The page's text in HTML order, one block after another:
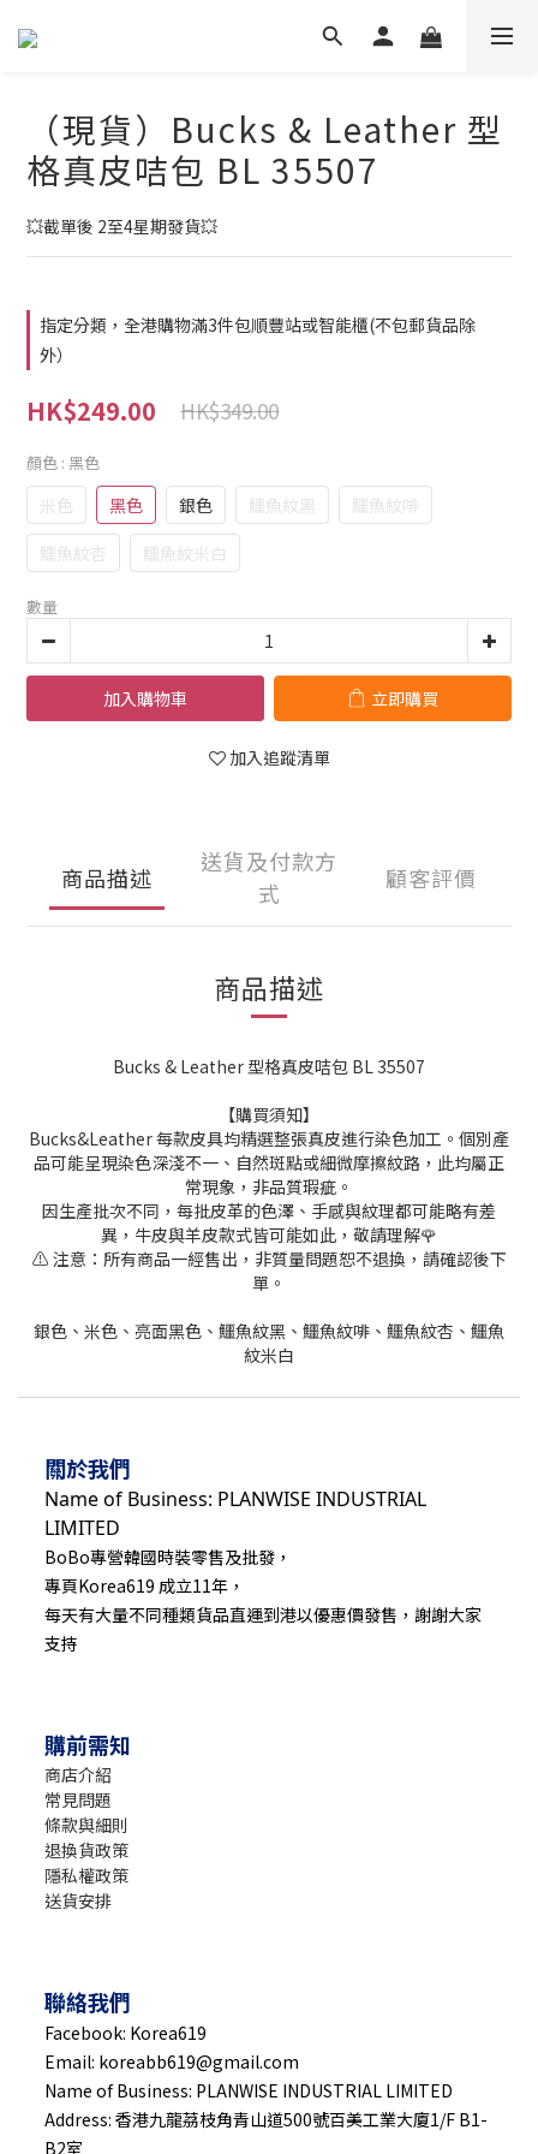
（現貨）Bucks & Leather 型
格真皮咭包 BL 35507
💥截單後 2至4星期發貨💥
指定分類，全港購物滿3件包順豐站或智能櫃(不包郵貨品除
外）
HK$249.00 HK$349.00
顏色 : 黑色
米色 黑色 銀色 鱷魚紋黑
鱷魚紋啡
鱷魚紋杏
鱷魚紋米白
數量
加入購物車 立即購買
加入追蹤清單
商品描述
送貨及付款方
式
顧客評價
商品描述
Bucks & Leather 型格真皮咭包 BL 35507
【購買須知】
Bucks&Leather 每款皮具均精選整張真皮進行染色加工。個別產
品可能呈現染色深淺不一、自然斑點或細微摩擦紋路，此均屬正
常現象，非品質瑕疵。
因生產批次不同，每批皮革的色澤、手感與紋理都可能略有差
異，牛皮與羊皮款式皆可能如此，敬請理解🌹
⚠️ 注意：所有商品一經售出，非質量問題恕不退換，請確認後下
單。
銀色、米色、亮面黑色、鱷魚紋黑、鱷魚紋啡、鱷魚紋杏、鱷魚
紋米白
關於我們
Name of Business: PLANWISE INDUSTRIAL
LIMITED
BoBo專營韓國時裝零售及批發，
專頁Korea619 成立11年，
每天有大量不同種類貨品直運到港以優惠價發售，謝謝大家
支持
購前需知
商店介紹
常見問題
條款與細則
退換貨政策
隱私權政策
送貨安排
聯絡我們
Facebook: Korea619
Email: koreabb619@gmail.com
Name of Business: PLANWISE INDUSTRIAL LIMITED
Address: 香港九龍茘枝角青山道500號百美工業大廈1/F B1-
B2室